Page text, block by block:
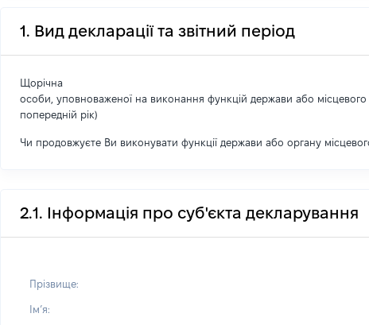
1. Вид декларації та звітний період
Щорічна
особи, уповноваженої на виконання функцій держави або
попередній рік)
Чи продовжуєте Ви виконувати функції держави або органу
2.1. Інформація про суб'єкта декларування
Прізвище:
Імʼя: